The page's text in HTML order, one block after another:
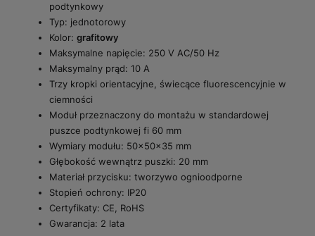
podtynkowy
Typ: jednotorowy
Kolor: grafitowy
Maksymalne napięcie: 250 V AC/50 Hz
Maksymalny prąd: 10 A
Trzy kropki orientacyjne, świecące fluorescencyjnie w
ciemności
Moduł przeznaczony do montażu w standardowej
puszce podtynkowej fi 60 mm
Wymiary modułu: 50x50x35 mm
Głębokość wewnątrz puszki: 20 mm
Materiał przycisku: tworzywo ognioodporne
Stopień ochrony: IP20
Certyfikaty: CE, RoHS
Gwarancja: 2 lata